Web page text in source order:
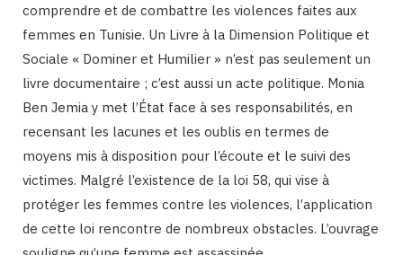
comprendre et de combattre les violences faites aux
femmes en Tunisie. Un Livre à la Dimension Politique et
Sociale « Dominer et Humilier » n’est pas seulement un
livre documentaire ; c’est aussi un acte politique. Monia
Ben Jemia y met l’État face à ses responsabilités, en
recensant les lacunes et les oublis en termes de
moyens mis à disposition pour l’écoute et le suivi des
victimes. Malgré l’existence de la loi 58, qui vise à
protéger les femmes contre les violences, l’application
de cette loi rencontre de nombreux obstacles. L’ouvrage